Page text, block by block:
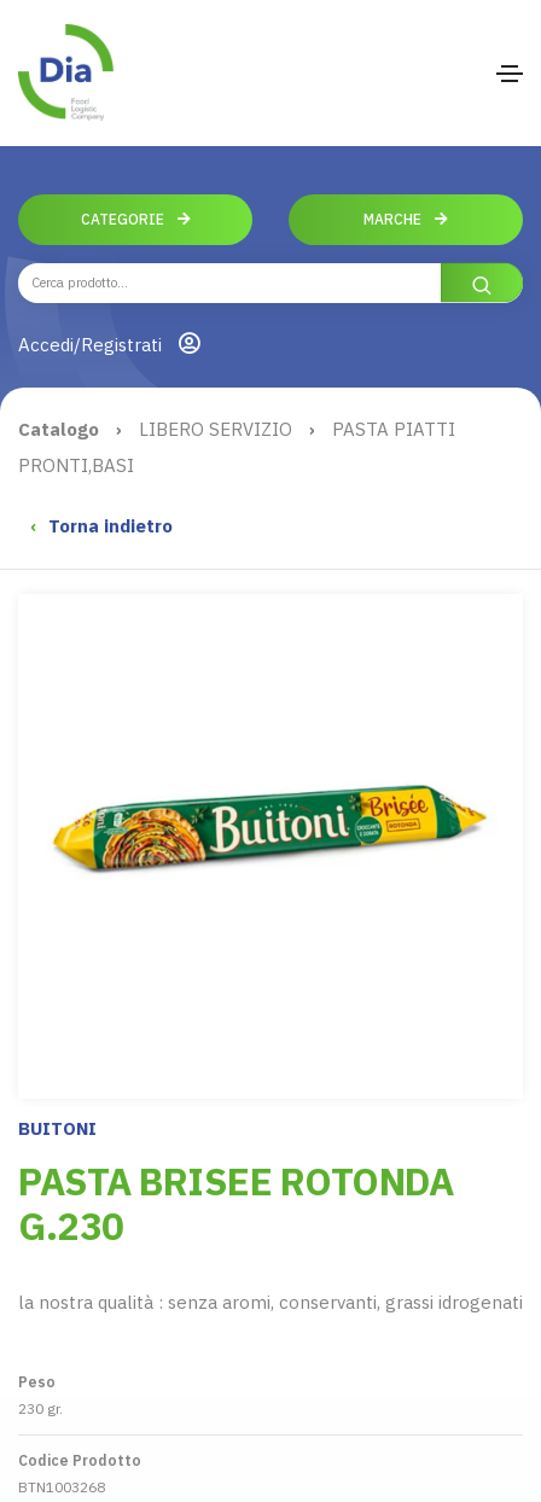
CATEGORIE MARCHE
Accedi/Registrati
Catalogo › LIBERO SERVIZIO ›
PASTA PIATTI
PRONTI,BASI
‹ Torna indietro
BUITONI
PASTA BRISEE ROTONDA
G.230
la nostra qualità : senza aromi, conservanti, grassi idrogenati
Peso
230 gr.
Codice Prodotto
BTN1003268